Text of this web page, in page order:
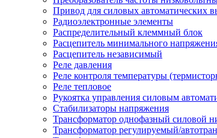
Привод для силовых автоматических
Радиоэлектронные элементы
Распределительный клеммный блок
Расцепитель минимального
Расцепитель независимый
Реле давления
Реле контроля температуры
Реле тепловое
Рукоятка управления силовым
Стабилизаторы напряжения
Трансформатор однофазный силовой
Трансформатор регулируемый/